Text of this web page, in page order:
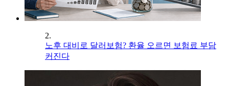
2.
노후 대비로 달러보험? 환율 오르면 보험료 부담
커진다